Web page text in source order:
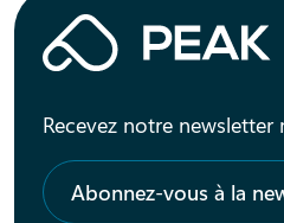
Recevez notre newsletter
Abonnez-vous à la